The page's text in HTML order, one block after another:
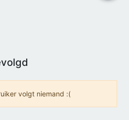
volgt niemand :(